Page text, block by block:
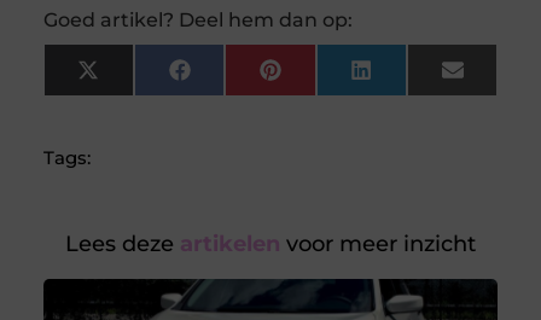
Goed artikel? Deel hem dan op:
X
(Twitter)
FacebookPinterest LinkedIn Email
Tags:
Lees deze artikelen voor meer inzicht